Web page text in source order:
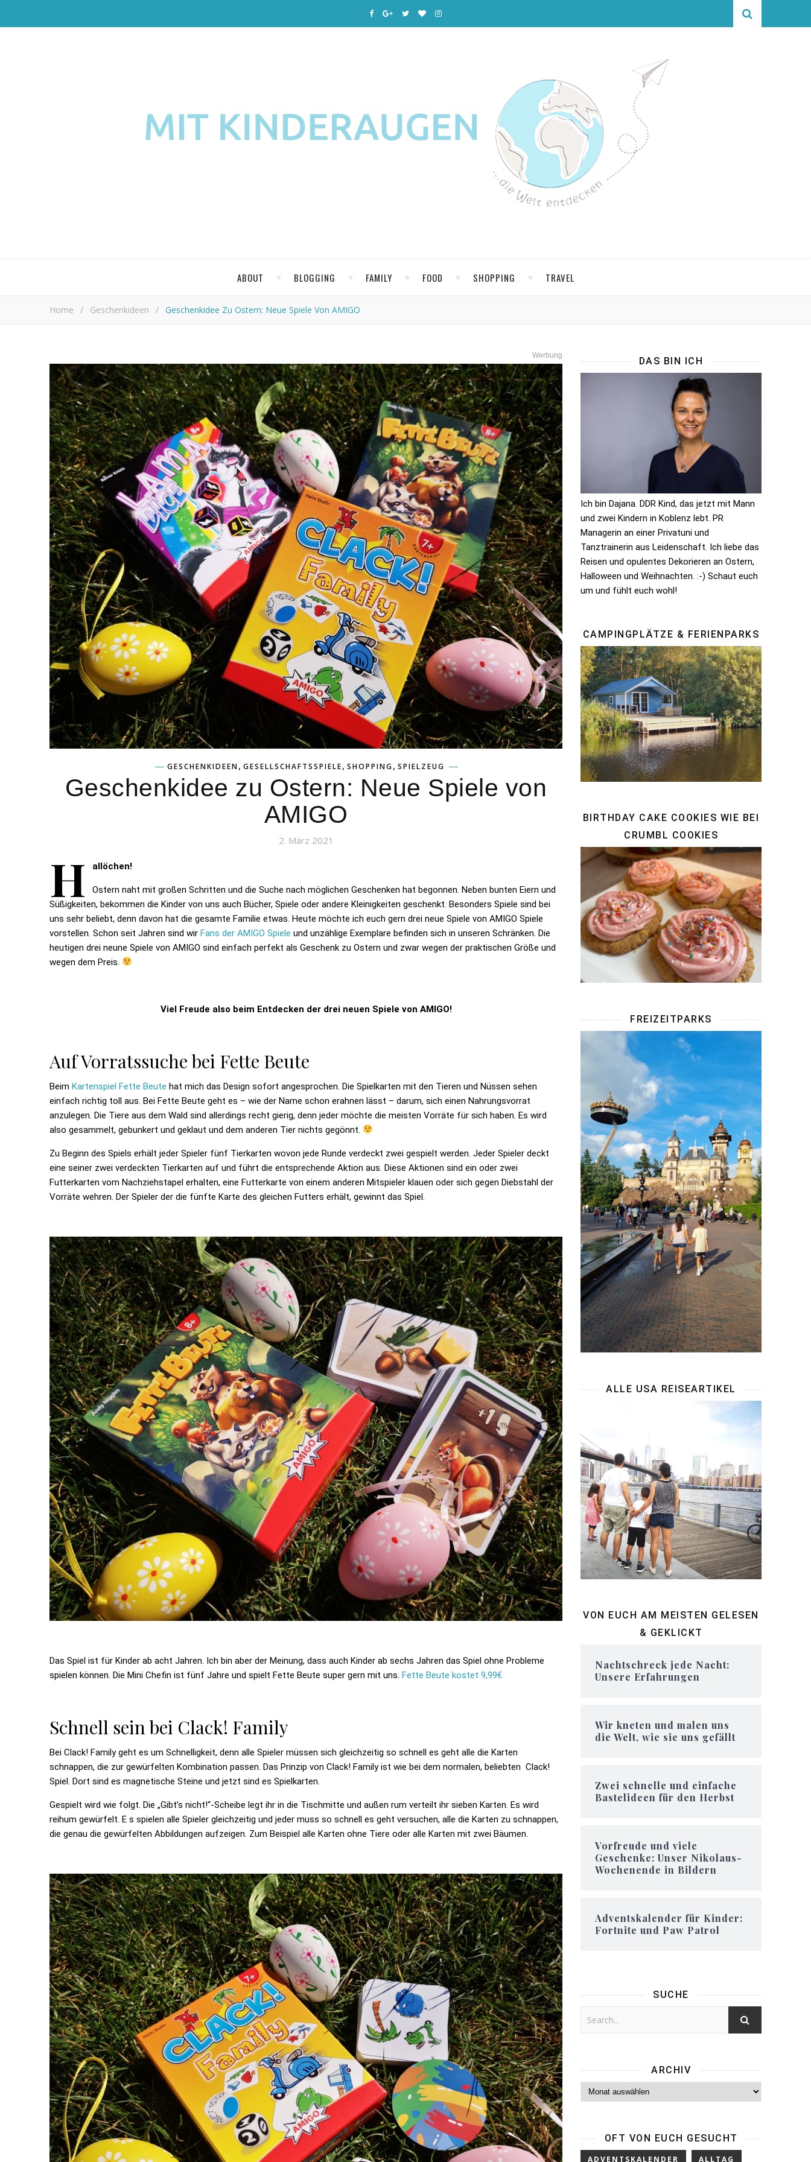
ABOUT BLOGGING FAMILY FOOD SHOPPING TRAVEL
Home / Geschenkideen / Geschenkidee Zu Ostern: Neue Spiele Von AMIGO
Werbung
GESCHENKIDEEN, GESELLSCHAFTSSPIELE, SHOPPING, SPIELZEUG
Geschenkidee zu Ostern: Neue Spiele von
AMIGO
2. März 2021
H allöchen!
Ostern naht mit großen Schritten und die Suche nach möglichen Geschenken hat begonnen. Neben bunten Eiern und
Süßigkeiten, bekommen die Kinder von uns auch Bücher, Spiele oder andere Kleinigkeiten geschenkt. Besonders Spiele sind bei
uns sehr beliebt, denn davon hat die gesamte Familie etwas. Heute möchte ich euch gern drei neue Spiele von AMIGO Spiele
vorstellen. Schon seit Jahren sind wir Fans der AMIGO Spiele und unzählige Exemplare befinden sich in unseren Schränken. Die
heutigen drei neune Spiele von AMIGO sind einfach perfekt als Geschenk zu Ostern und zwar wegen der praktischen Größe und
wegen dem Preis.
Viel Freude also beim Entdecken der drei neuen Spiele von AMIGO!
Auf Vorratssuche bei Fette Beute
Beim Kartenspiel Fette Beute hat mich das Design sofort angesprochen. Die Spielkarten mit den Tieren und Nüssen sehen
einfach richtig toll aus. Bei Fette Beute geht es – wie der Name schon erahnen lässt – darum, sich einen Nahrungsvorrat
anzulegen. Die Tiere aus dem Wald sind allerdings recht gierig, denn jeder möchte die meisten Vorräte für sich haben. Es wird
also gesammelt, gebunkert und geklaut und dem anderen Tier nichts gegönnt.
Zu Beginn des Spiels erhält jeder Spieler fünf Tierkarten wovon jede Runde verdeckt zwei gespielt werden. Jeder Spieler deckt
eine seiner zwei verdeckten Tierkarten auf und führt die entsprechende Aktion aus. Diese Aktionen sind ein oder zwei
Futterkarten vom Nachziehstapel erhalten, eine Futterkarte von einem anderen Mitspieler klauen oder sich gegen Diebstahl der
Vorräte wehren. Der Spieler der die fünfte Karte des gleichen Futters erhält, gewinnt das Spiel.
Das Spiel ist für Kinder ab acht Jahren. Ich bin aber der Meinung, dass auch Kinder ab sechs Jahren das Spiel ohne Probleme
spielen können. Die Mini Chefin ist fünf Jahre und spielt Fette Beute super gern mit uns. Fette Beute kostet 9,99€.
Schnell sein bei Clack! Family
Bei Clack! Family geht es um Schnelligkeit, denn alle Spieler müssen sich gleichzeitig so schnell es geht alle die Karten
schnappen, die zur gewürfelten Kombination passen. Das Prinzip von Clack! Family ist wie bei dem normalen, beliebten Clack!
Spiel. Dort sind es magnetische Steine und jetzt sind es Spielkarten.
Gespielt wird wie folgt. Die „Gibt’s nicht!“-Scheibe legt ihr in die Tischmitte und außen rum verteilt ihr sieben Karten. Es wird
reihum gewürfelt. E s spielen alle Spieler gleichzeitig und jeder muss so schnell es geht versuchen, alle die Karten zu schnappen,
die genau die gewürfelten Abbildungen aufzeigen. Zum Beispiel alle Karten ohne Tiere oder alle Karten mit zwei Bäumen.
DAS BIN ICH
Ich bin Dajana. DDR Kind, das jetzt mit Mann
und zwei Kindern in Koblenz lebt. PR
Managerin an einer Privatuni und
Tanztrainerin aus Leidenschaft. Ich liebe das
Reisen und opulentes Dekorieren an Ostern,
Halloween und Weihnachten. :-) Schaut euch
um und fühlt euch wohl!
CAMPINGPLÄTZE & FERIENPARKS
BIRTHDAY CAKE COOKIES WIE BEI
CRUMBL COOKIES
FREIZEITPARKS
ALLE USA REISEARTIKEL
VON EUCH AM MEISTEN GELESEN
& GEKLICKT
Nachtschreck jede Nacht:
Unsere Erfahrungen
Wir kneten und malen uns
die Welt, wie sie uns gefällt
Zwei schnelle und einfache
Bastelideen für den Herbst
Vorfreude und viele
Geschenke: Unser Nikolaus-
Wochenende in Bildern
Adventskalender für Kinder:
Fortnite und Paw Patrol
SUCHE
ARCHIV
Archiv
OFT VON EUCH GESUCHT
ADVENTSKALENDER ALLTAG